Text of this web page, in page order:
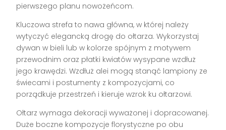
pierwszego planu nowożeńcom.
Kluczowa strefa to nawa główna, w której należy
wytyczyć elegancką drogę do ołtarza. Wykorzystaj
dywan w bieli lub w kolorze spójnym z motywem
przewodnim oraz płatki kwiatów wysypane wzdłuż
jego krawędzi. Wzdłuż alei mogą stanąć lampiony ze
świecami i postumenty z kompozycjami, co
porządkuje przestrzeń i kieruje wzrok ku ołtarzowi.
Ołtarz wymaga dekoracji wyważonej i dopracowanej.
Duże boczne kompozycje florystyczne po obu